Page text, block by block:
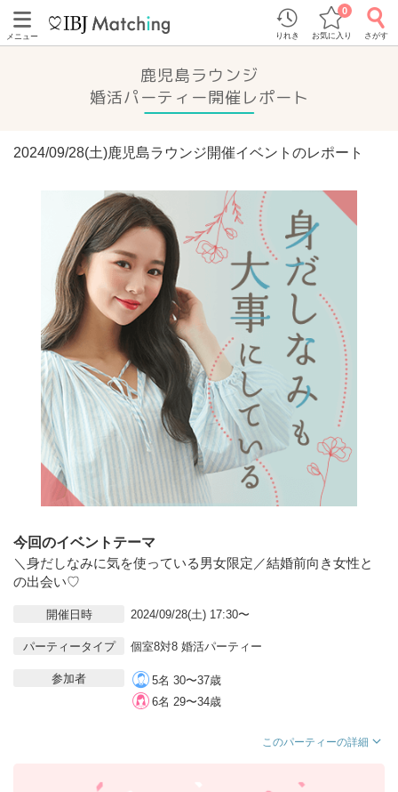
メニュー りれき お気に入り
0
さがす
鹿児島ラウンジ
婚活パーティー開催レポート
2024/09/28(土)鹿児島ラウンジ開催イベントのレポート
今回のイベントテーマ
＼身だしなみに気を使っている男女限定／結婚前向き女性と
の出会い♡
開催日時 2024/09/28(土) 17:30〜
パーティータイプ 個室8対8 婚活パーティー
参加者
5名 30〜37歳
6名 29〜34歳
このパーティーの詳細